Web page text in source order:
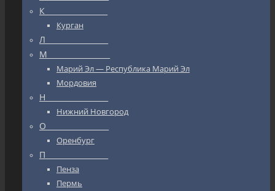
К_________________
Курган
Л_________________
М_________________
Марий Эл — Республика Марий Эл
Мордовия
Н_________________
Нижний Новгород
О_________________
Оренбург
П_________________
Пенза
Пермь